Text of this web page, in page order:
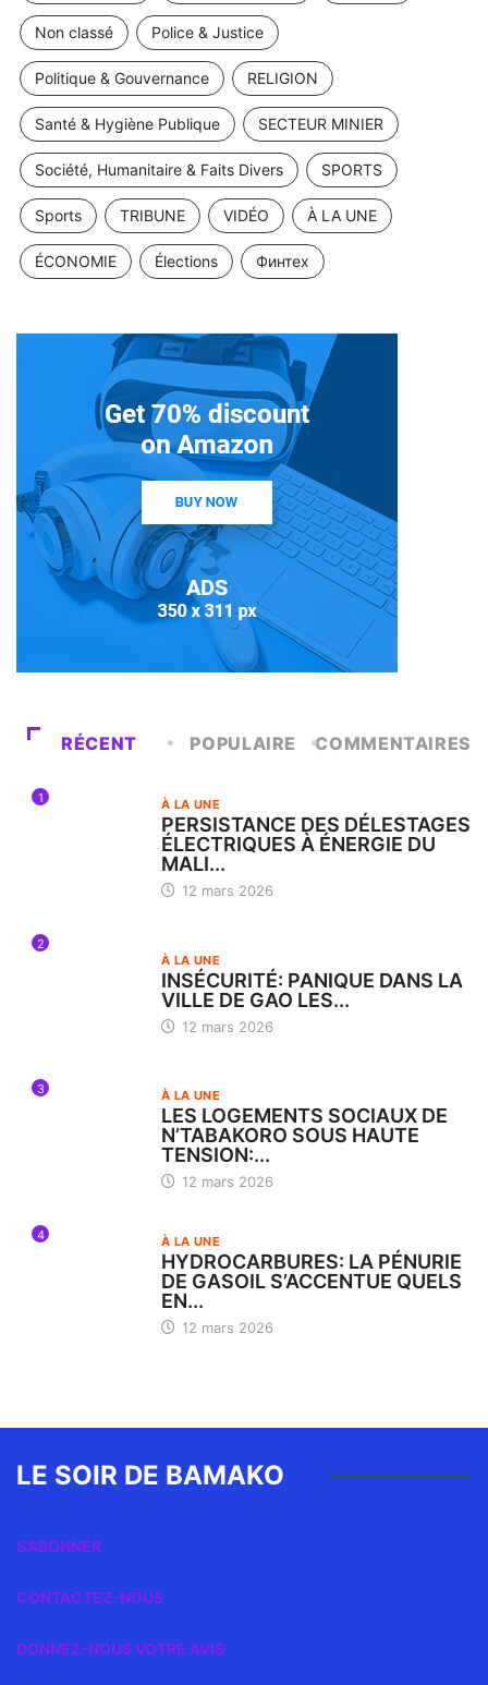
Non classé Police & Justice
Politique & Gouvernance RELIGION
Santé & Hygiène Publique SECTEUR MINIER
Société, Humanitaire & Faits Divers SPORTS
Sports TRIBUNE VIDÉO À LA UNE
ÉCONOMIE Élections Финтех
RÉCENT POPULAIRE COMMENTAIRES
1 À LA UNE
PERSISTANCE DES DÉLESTAGES
ÉLECTRIQUES À ÉNERGIE DU
MALI...
12 mars 2026
2
À LA UNE
INSÉCURITÉ: PANIQUE DANS LA
VILLE DE GAO LES...
12 mars 2026
3 À LA UNE
LES LOGEMENTS SOCIAUX DE
N’TABAKORO SOUS HAUTE
TENSION:...
12 mars 2026
4 À LA UNE
HYDROCARBURES: LA PÉNURIE
DE GASOIL S’ACCENTUE QUELS
EN...
12 mars 2026
LE SOIR DE BAMAKO
S’ABONNER
CONTACTEZ-NOUS
DONNEZ-NOUS VOTRE AVIS